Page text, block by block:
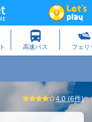
4.0 (6件)